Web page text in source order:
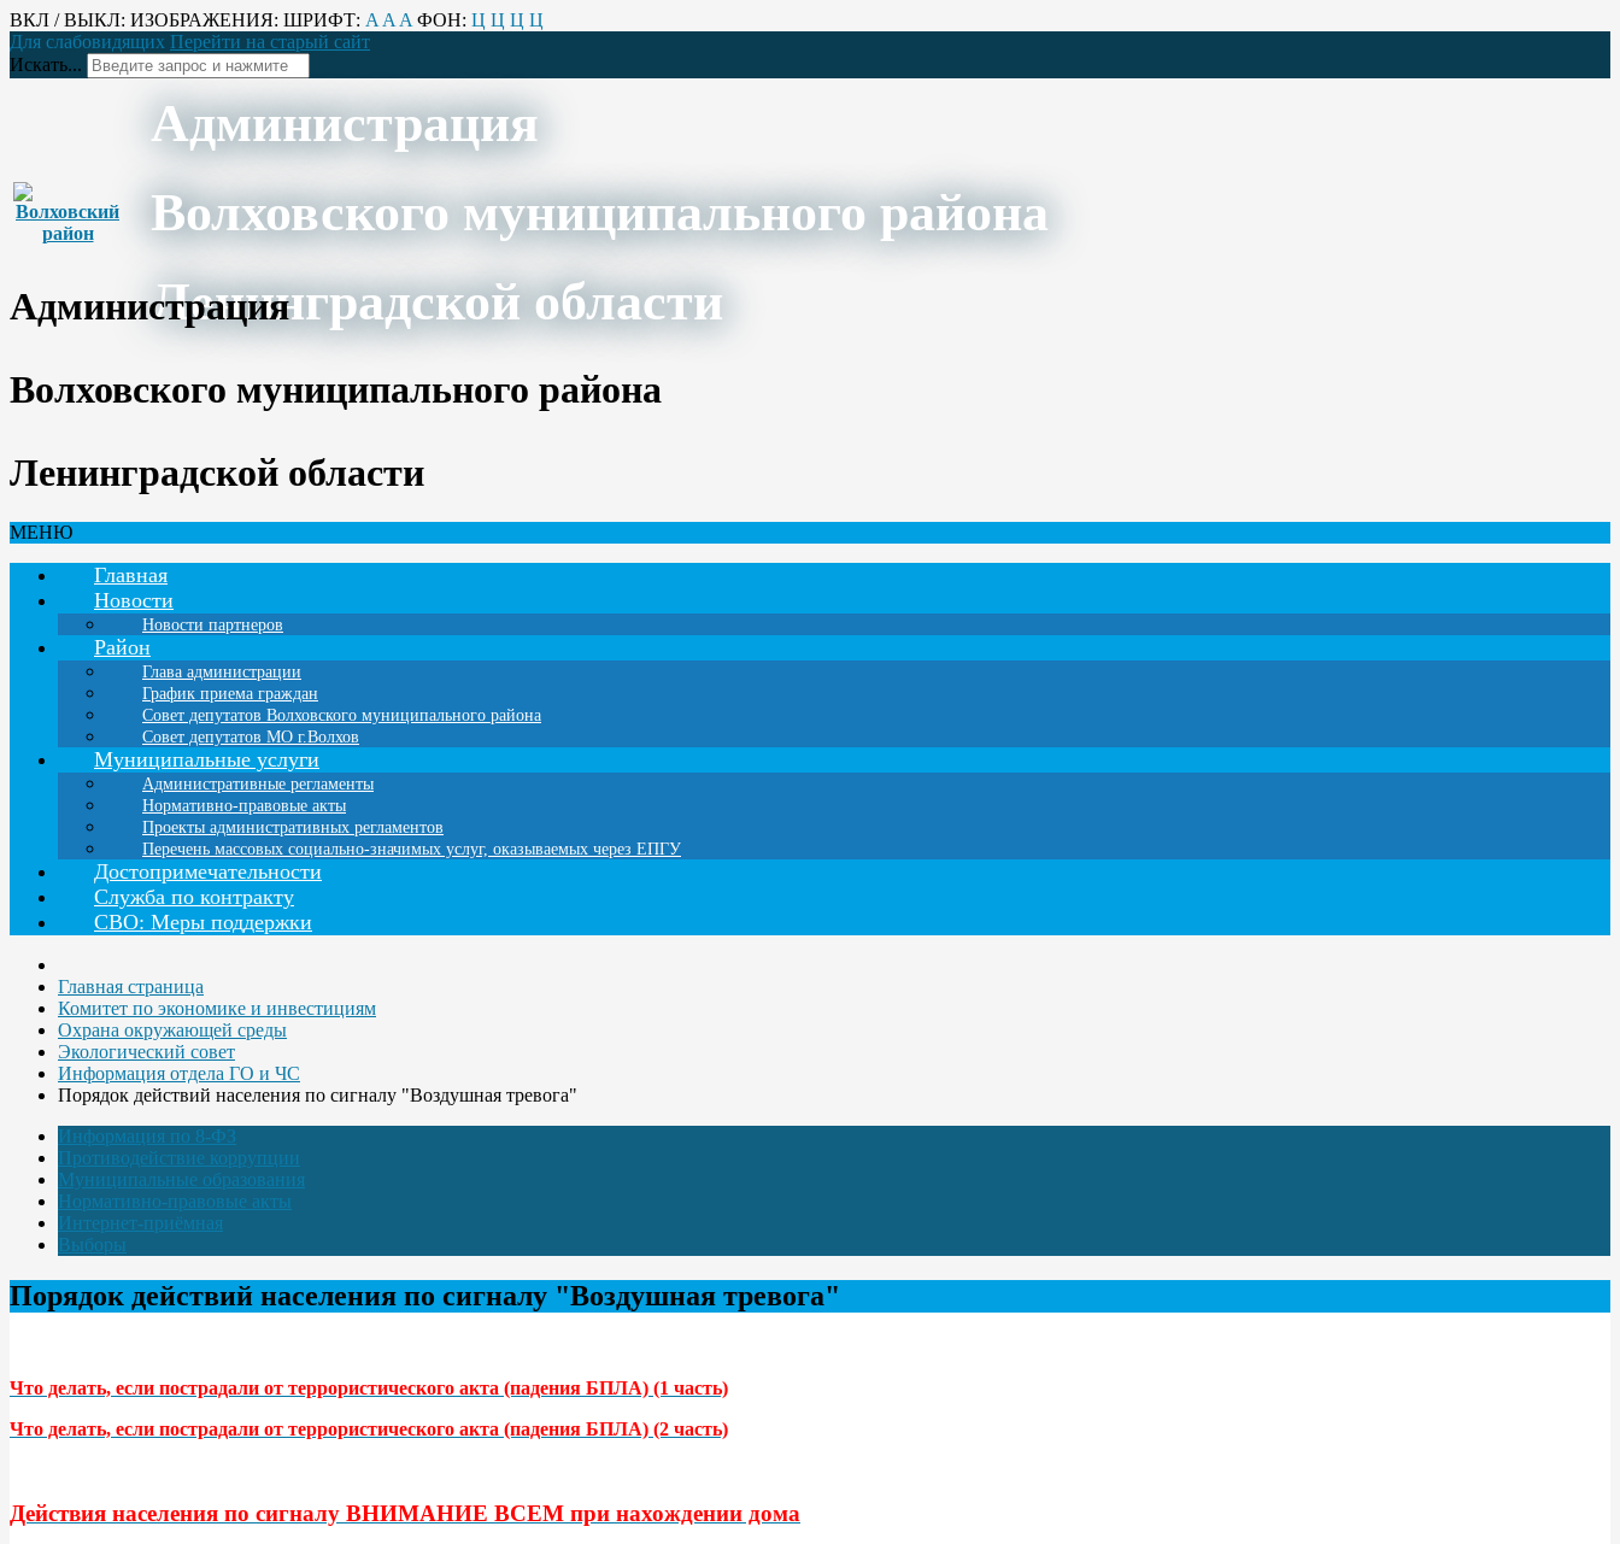
ВКЛ / ВЫКЛ: ИЗОБРАЖЕНИЯ: ШРИФТ: A A A ФОН: Ц Ц Ц Ц
Для слабовидящих Перейти на старый сайт
Искать...
Администрация
Волховского муниципального района
Ленинградской области
Администрация
Волховского муниципального района
Ленинградской области
МЕНЮ
Главная
Новости
Новости партнеров
Район
Глава администрации
График приема граждан
Совет депутатов Волховского муниципального района
Совет депутатов МО г.Волхов
Муниципальные услуги
Административные регламенты
Нормативно-правовые акты
Проекты административных регламентов
Перечень массовых социально-значимых услуг, оказываемых через ЕПГУ
Достопримечательности
Служба по контракту
СВО: Меры поддержки
Главная страница
Комитет по экономике и инвестициям
Охрана окружающей среды
Экологический совет
Информация отдела ГО и ЧС
Порядок действий населения по сигналу "Воздушная тревога"
Информация по 8-ФЗ
Противодействие коррупции
Муниципальные образования
Нормативно-правовые акты
Интернет-приёмная
Выборы
Порядок действий населения по сигналу "Воздушная тревога"
Что делать, если пострадали от террористического акта (падения БПЛА) (1 часть)
Что делать, если пострадали от террористического акта (падения БПЛА) (2 часть)
Действия населения по сигналу ВНИМАНИЕ ВСЕМ при нахождении дома